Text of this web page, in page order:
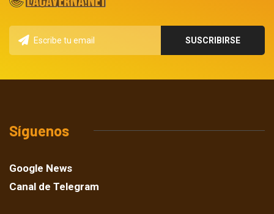
Síguenos
Google News
Canal de Telegram